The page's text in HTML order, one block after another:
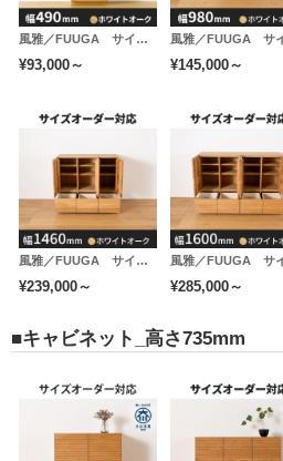
フェル
本体の底には床が傷つきにくいよ
本体をずらしたいときでも楽に
風雅／FUUGA サイドキャビネット 幅490 mm（ホワイトオーク-スリット）
¥93,000～ ¥145,000～
風雅／FUUGA サイドキャビネット 幅1460 mm（ホワイトオーク-スリット）
¥239,000～ ¥285,000～
■キャビネット_高さ735mm